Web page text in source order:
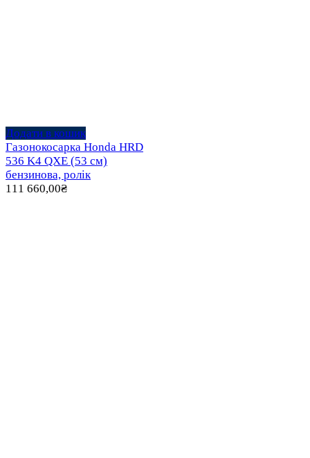
Додати в кошик
Газонокосарка Honda HRD
536 K4 QXE (53 см)
бензинова, ролік
111 660,00₴